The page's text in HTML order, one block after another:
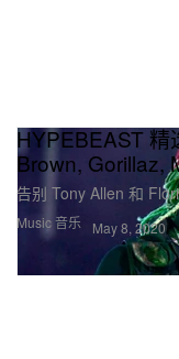
Music 音乐
HYPEBEAST 精
Brown, Gorillaz,
告别 Tony Allen 和
May 8, 2020